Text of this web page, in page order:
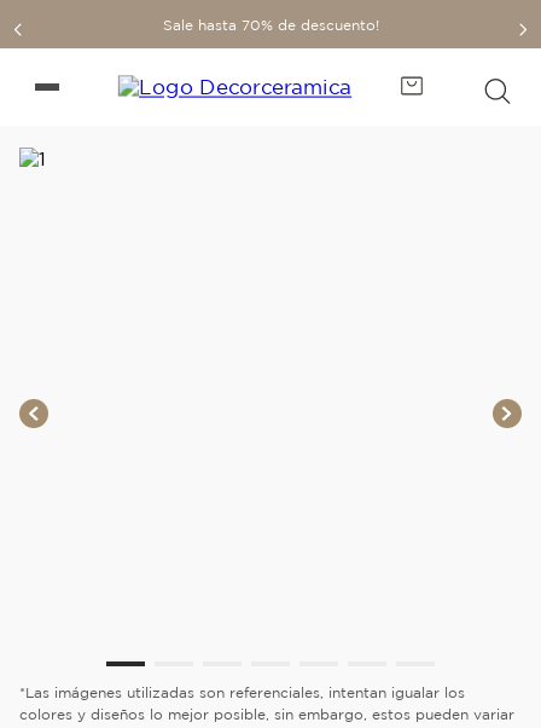
Sale hasta 70% de descuento!
*Las imágenes utilizadas son referenciales, intentan igualar los
colores y diseños lo mejor posible, sin embargo, estos pueden variar